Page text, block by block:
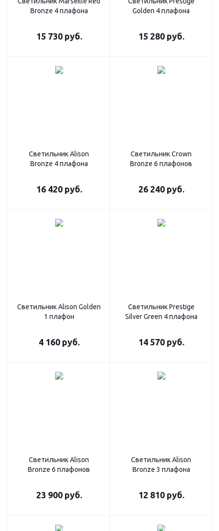
Bronze 4 плафона
15 730руб.
Golden 4 плафона
15 280руб.
Светильник Alison
Bronze 4 плафона
16 420руб.
Светильник Crown
Bronze 6 плафонов
26 240руб.
Светильник Alison Golden
1 плафон
4 160руб.
Светильник Prestige
Silver Green 4 плафона
14 570руб.
Светильник Alison
Bronze 6 плафонов
23 900руб.
Светильник Alison
Bronze 3 плафона
12 810руб.